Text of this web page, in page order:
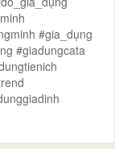
#gia_dụng
#giadungcata